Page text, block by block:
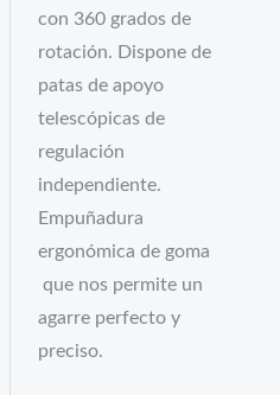
con 360 grados de
rotación. Dispone de
patas de apoyo
telescópicas de
regulación
independiente.
Empuñadura
ergonómica de goma
que nos permite un
agarre perfecto y
preciso.